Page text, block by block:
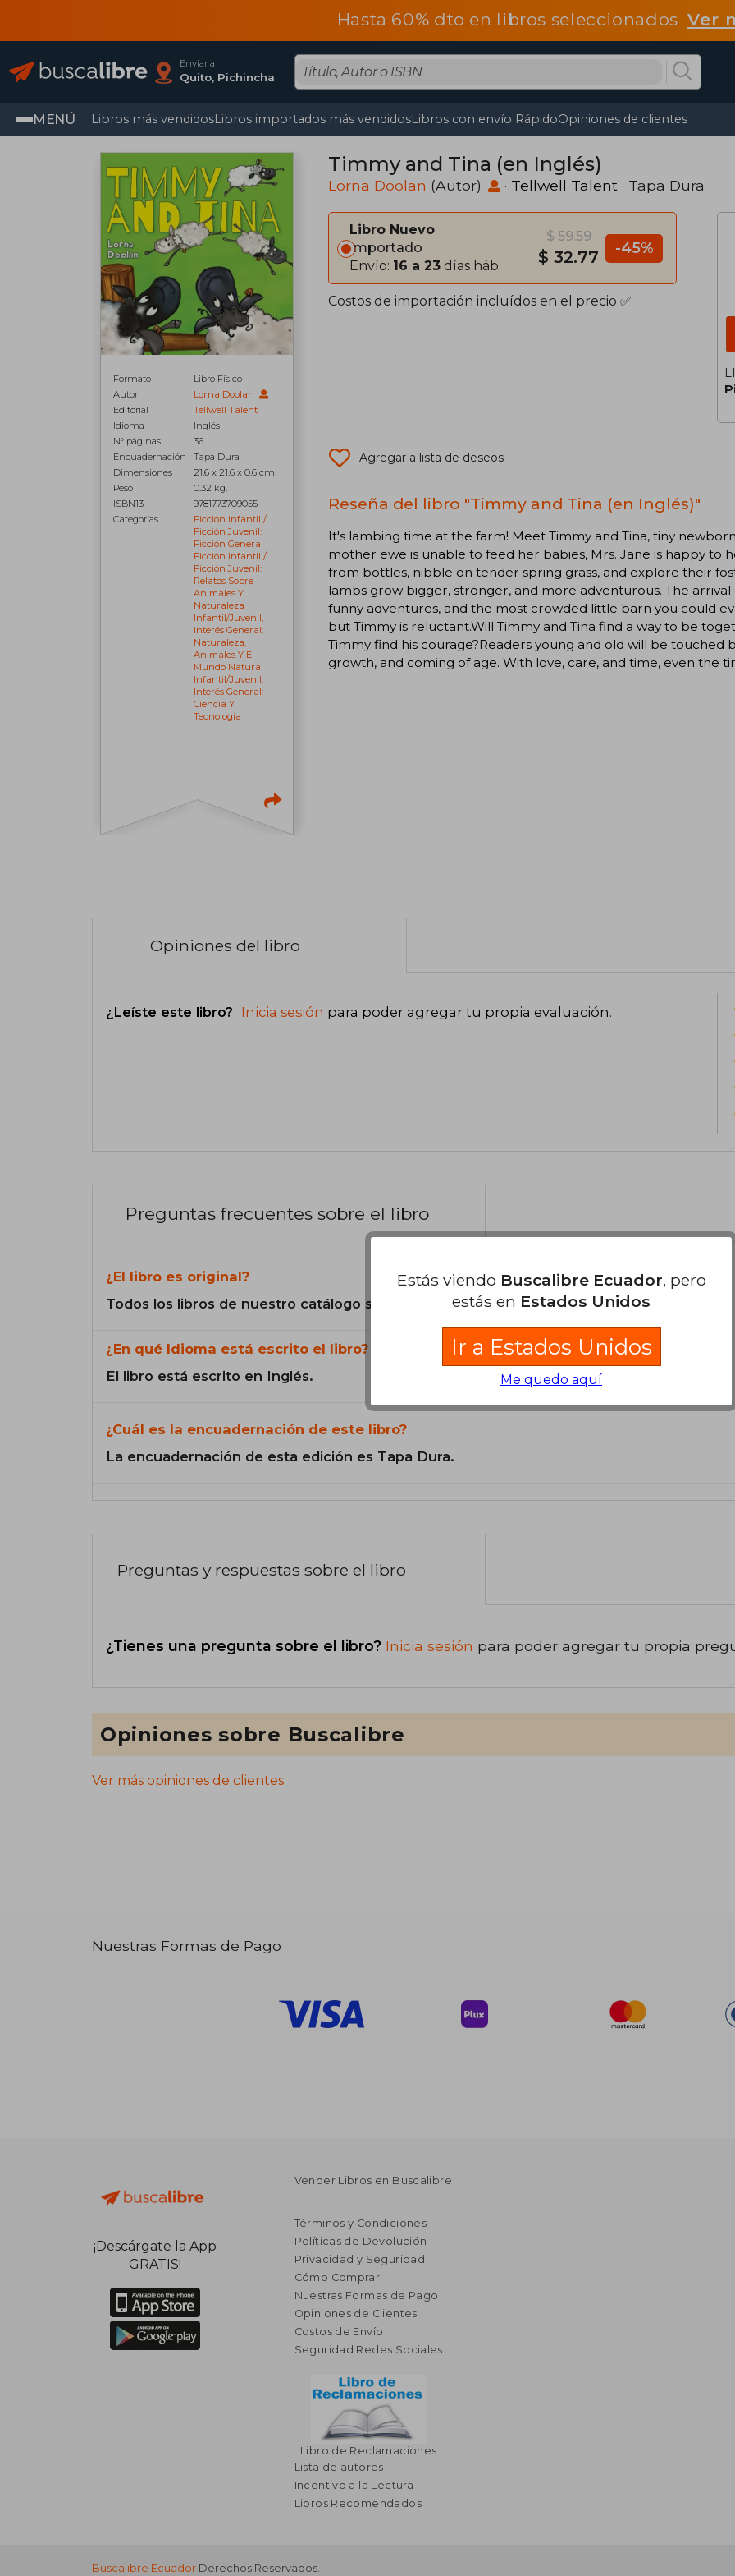
Hasta 60% dto en libros seleccionadosVer
Enviar a
Quito, Pichincha
MENÚ Libros más vendidosLibros importados más vendidosLibros con envío RápidoOpiniones de clientes
Formato
Libro Físico
Autor
Lorna Doolan
Editorial
Tellwell Talent
Idioma
Inglés
N° páginas
36
Encuadernación
Tapa Dura
Dimensiones
21.6 x 21.6 x 0.6 cm
Peso
0.32 kg.
ISBN13
9781773709055
Categorías
Ficción Infantil /
Ficción Juvenil:
Ficción General
Ficción Infantil /
Ficción Juvenil:
Relatos Sobre
Animales Y
Naturaleza
Infantil/juvenil,
Interés General:
Naturaleza,
Animales Y El
Mundo Natural
Infantil/juvenil,
Interés General:
Ciencia Y
Tecnología
Timmy and Tina (en Inglés)
Lorna Doolan (Autor) · Tellwell Talent · Tapa Dura
Libro Nuevo
Importado
Envío: 16 a 23 días háb.
$ 59.59
$ 32.77 -45%
Costos de importación incluídos en el precio ✅
Agregar a lista de deseos
Reseña del libro "Timmy and Tina (en Inglés)"
It's lambing time at the farm! Meet Timmy and Tina, tiny
mother ewe is unable to feed her babies, Mrs. Jane is happy to
from bottles, nibble on tender spring grass, and explore their
lambs grow bigger, stronger, and more adventurous. The
funny adventures, and the most crowded little barn you could
but Timmy is reluctant.Will Timmy and Tina find a way to be
Timmy find his courage?Readers young and old will be touched
growth, and coming of age. With love, care, and time, even the
Opiniones del libro
¿Leíste este libro? Inicia sesión para poder agregar tu propia evaluación.
Preguntas frecuentes sobre el libro
¿El libro es original?
Todos los libros de nuestro catálogo son Originales.
¿En qué Idioma está escrito el libro?
El libro está escrito en Inglés.
¿Cuál es la encuadernación de este libro?
La encuadernación de esta edición es Tapa Dura.
Preguntas y respuestas sobre el libro
¿Tienes una pregunta sobre el libro? Inicia sesión para poder agregar tu propia
Opiniones sobre Buscalibre
Ver más opiniones de clientes
Nuestras Formas de Pago
¡Descárgate la App
GRATIS!
Vender Libros en Buscalibre
Términos y Condiciones
Políticas de Devolución
Privacidad y Seguridad
Cómo Comprar
Nuestras Formas de Pago
Opiniones de Clientes
Costos de Envío
Seguridad Redes Sociales
Libro de Reclamaciones
Lista de autores
Incentivo a la Lectura
Libros Recomendados
Buscalibre Ecuador Derechos Reservados.
Estás viendo Buscalibre Ecuador, pero
estás en Estados Unidos
Ir a Estados Unidos
Me quedo aquí